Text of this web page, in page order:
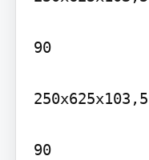
90
250x625x103,5
90